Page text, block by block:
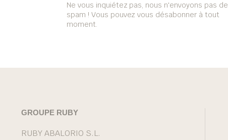
Ne vous inquiétez pas, nous n'envoyons pas de
spam ! Vous pouvez vous désabonner à tout
moment.
GROUPE RUBY
RUBY ABALORIO S.L.